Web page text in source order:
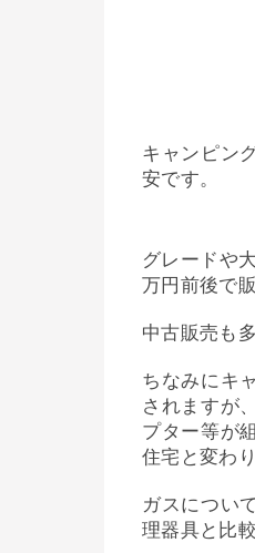
キャンピン
安です。
グレードや
万円前後で
中古販売も
ちなみにキ
されますが
プター等が
住宅と変わ
ガスについ
理器具と比